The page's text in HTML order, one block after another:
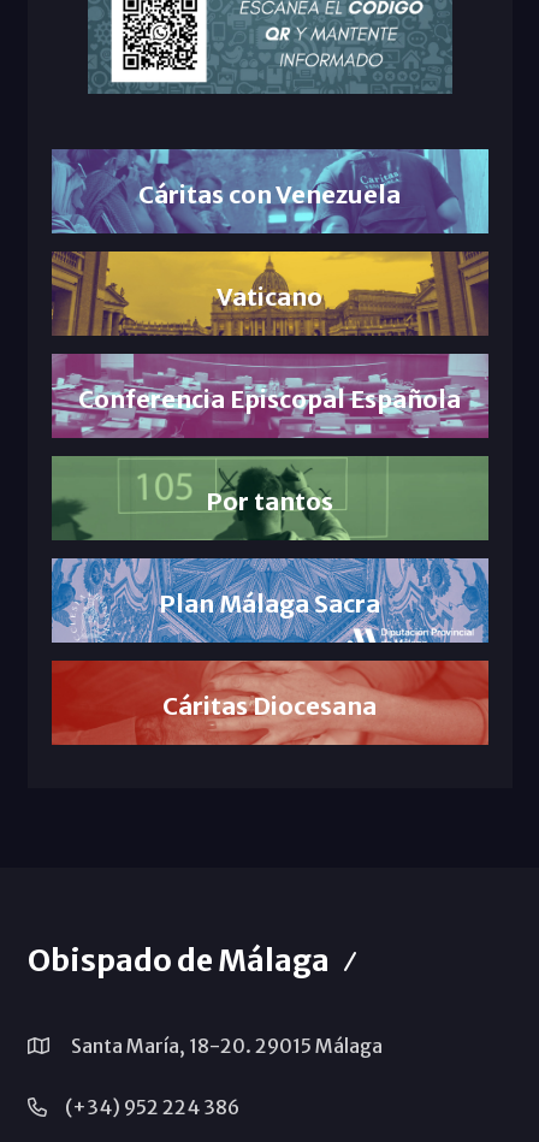
Cáritas con Venezuela
Vaticano
Conferencia Episcopal Española
Por tantos
Plan Málaga Sacra
Cáritas Diocesana
Obispado de Málaga
Santa María, 18-20. 29015 Málaga
(+34) 952 224 386